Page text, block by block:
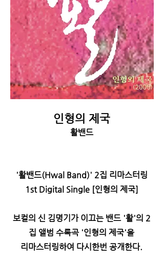
인형의 제국
활밴드
'활밴드(Hwal Band)' 2집 리마스터링
1st Digital Single [인형의 제국]
보컬의 신 김명기가 이끄는 밴드 '활'의 2
집 앨범 수록곡 '인형의 제국'을
리마스터링하여 다시한번 공개한다.